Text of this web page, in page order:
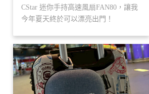
CStar 迷你手持高速風扇FAN80，讓我
今年夏天終於可以漂亮出門！